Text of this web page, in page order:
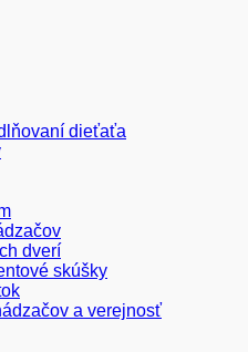
dieťaťa
dverí
skúšky
a verejnosť